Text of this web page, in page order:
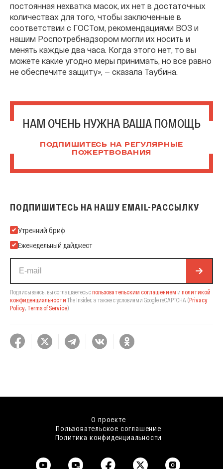
постоянная нехватка масок, их нет в достаточных
количествах для того, чтобы заключенные в
соответствии с ГОСТом, рекомендациями ВОЗ и
нашим Роспотребнадзором могли их носить и
менять каждые два часа. Когда этого нет, то вы
можете какие угодно меры принимать, но все равно
не обеспечите защиту», — сказала Таубина.
НАМ ОЧЕНЬ НУЖНА ВАША ПОМОЩЬ
ПОДПИШИТЕСЬ НА РЕГУЛЯРНЫЕ
ПОЖЕРТВОВАНИЯ
ПОДПИШИТЕСЬ НА НАШУ EMAIL-РАССЫЛКУ
Подпишитесь на нашу Email-рассылку
Утренний бриф
Еженедельный дайджест
Подписываясь, вы соглашаетесь спользовательским соглашением и политикой
конфиденциальности The Insider, а также с условиями Google reCAPTCHA (Privacy
Policy Terms of Service).
О проекте
Пользовательское соглашение
Политика конфиденциальности